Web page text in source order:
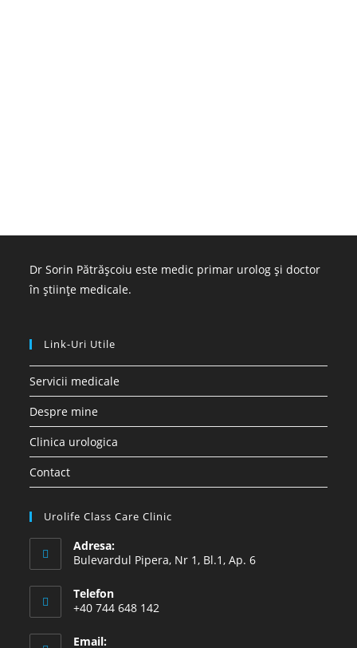
Dr Sorin Pătrășcoiu este medic primar urolog și doctor
în științe medicale.
Link-Uri Utile
Servicii medicale
Despre mine
Clinica urologica
Contact
Urolife Class Care Clinic
Adresa:
Bulevardul Pipera, Nr 1, Bl.1, Ap. 6
Telefon
+40 744 648 142
Email: